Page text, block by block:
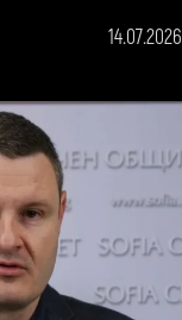
14.07.2026